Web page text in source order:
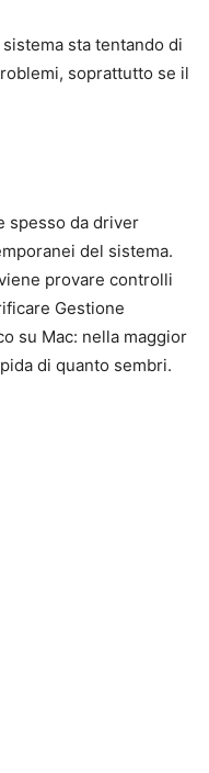
sta tentando di
soprattutto se il
spesso da driver
del sistema.
provare controlli
Gestione
su Mac: nella maggior
di quanto sembri.